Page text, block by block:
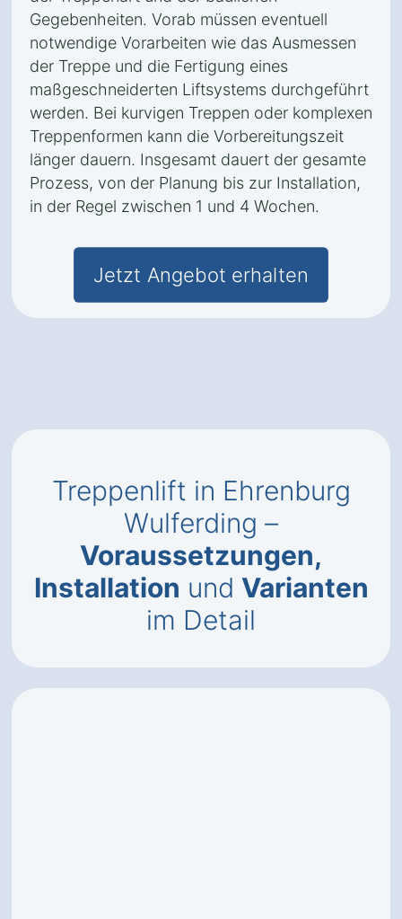
Gegebenheiten. Vorab müssen eventuell
notwendige Vorarbeiten wie das Ausmessen
der Treppe und die Fertigung eines
maßgeschneiderten Liftsystems durchgeführt
werden. Bei kurvigen Treppen oder komplexen
Treppenformen kann die Vorbereitungszeit
länger dauern. Insgesamt dauert der gesamte
Prozess, von der Planung bis zur Installation,
in der Regel zwischen 1 und 4 Wochen.
Jetzt Angebot erhalten
Treppenlift in Ehrenburg
Wulferding –
Voraussetzungen,
Installation und Varianten
im Detail